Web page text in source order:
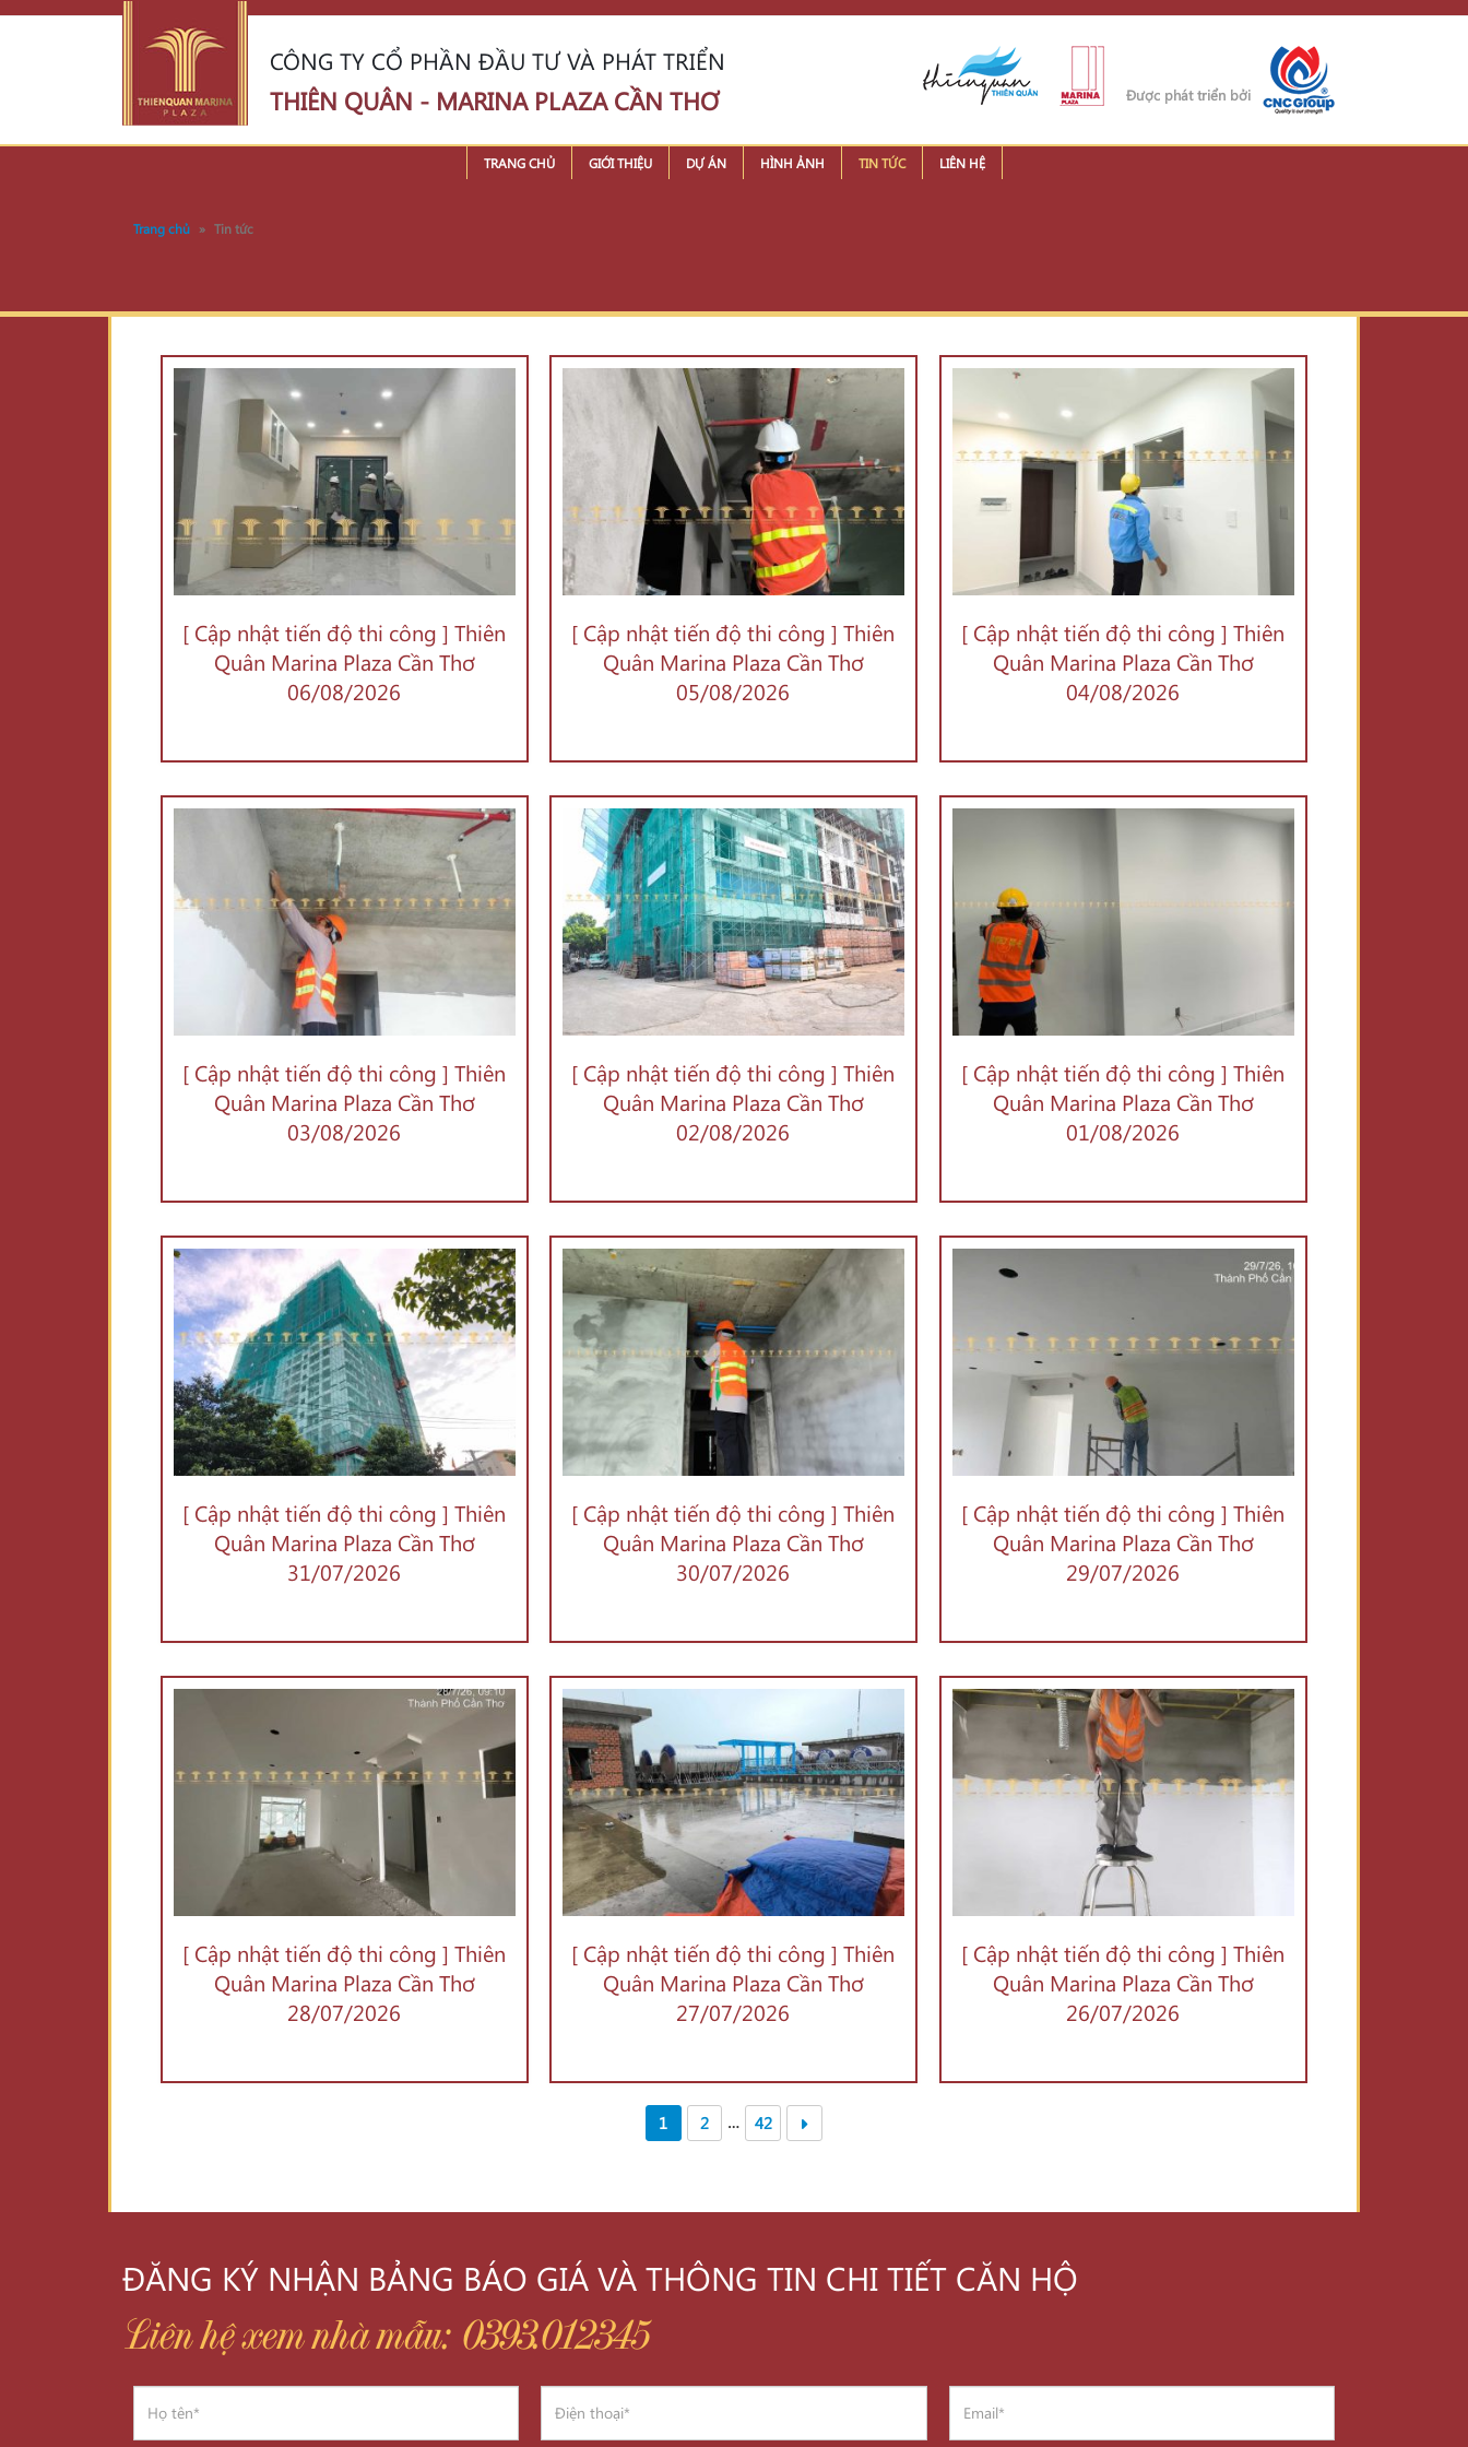
CÔNG TY CỔ PHẦN ĐẦU TƯ VÀ PHÁT TRIỂN
THIÊN QUÂN - MARINA PLAZA CẦN THƠ Được phát triển bởi
TRANG CHỦ GIỚI THIỆU DỰ ÁN HÌNH ẢNH TIN TỨC LIÊN HỆ
Trang chủ » Tin tức
[ Cập nhật tiến độ thi công ] Thiên
Quân Marina Plaza Cần Thơ
06/08/2026
[ Cập nhật tiến độ thi công ] Thiên
Quân Marina Plaza Cần Thơ
05/08/2026
[ Cập nhật tiến độ thi công ] Thiên
Quân Marina Plaza Cần Thơ
04/08/2026
[ Cập nhật tiến độ thi công ] Thiên
Quân Marina Plaza Cần Thơ
03/08/2026
[ Cập nhật tiến độ thi công ] Thiên
Quân Marina Plaza Cần Thơ
02/08/2026
[ Cập nhật tiến độ thi công ] Thiên
Quân Marina Plaza Cần Thơ
01/08/2026
[ Cập nhật tiến độ thi công ] Thiên
Quân Marina Plaza Cần Thơ
31/07/2026
[ Cập nhật tiến độ thi công ] Thiên
Quân Marina Plaza Cần Thơ
30/07/2026
[ Cập nhật tiến độ thi công ] Thiên
Quân Marina Plaza Cần Thơ
29/07/2026
[ Cập nhật tiến độ thi công ] Thiên
Quân Marina Plaza Cần Thơ
28/07/2026
[ Cập nhật tiến độ thi công ] Thiên
Quân Marina Plaza Cần Thơ
27/07/2026
[ Cập nhật tiến độ thi công ] Thiên
Quân Marina Plaza Cần Thơ
26/07/2026
1 2 … 42
ĐĂNG KÝ NHẬN BẢNG BÁO GIÁ VÀ THÔNG TIN CHI TIẾT CĂN HỘ
Liên hệ xem nhà mẫu: 0393.012345